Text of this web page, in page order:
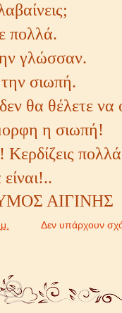
πολλά.
γλώσσαν.
σιωπή.
θα θέλετε να
η σιωπή!
Κερδίζεις
ΑΙΓΙΝΗΣ
Δεν υπάρχουν